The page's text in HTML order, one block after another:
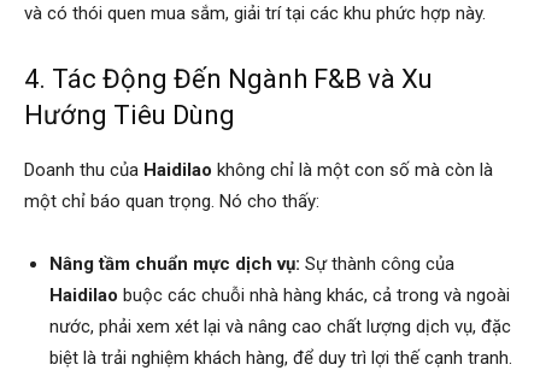
và có thói quen mua sắm, giải trí tại các khu phức hợp này.
4. Tác Động Đến Ngành F&B và Xu
Hướng Tiêu Dùng
Doanh thu của Haidilao không chỉ là một con số mà còn là
một chỉ báo quan trọng. Nó cho thấy:
Nâng tầm chuẩn mực dịch vụ: Sự thành công của
Haidilao buộc các chuỗi nhà hàng khác, cả trong và ngoài
nước, phải xem xét lại và nâng cao chất lượng dịch vụ, đặc
biệt là trải nghiệm khách hàng, để duy trì lợi thế cạnh tranh.